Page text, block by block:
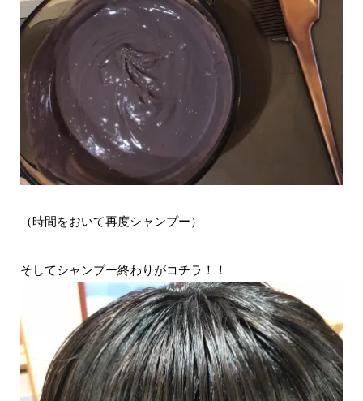
（時間をおいて再度シャンプー）
そしてシャンプー終わりがコチラ！！